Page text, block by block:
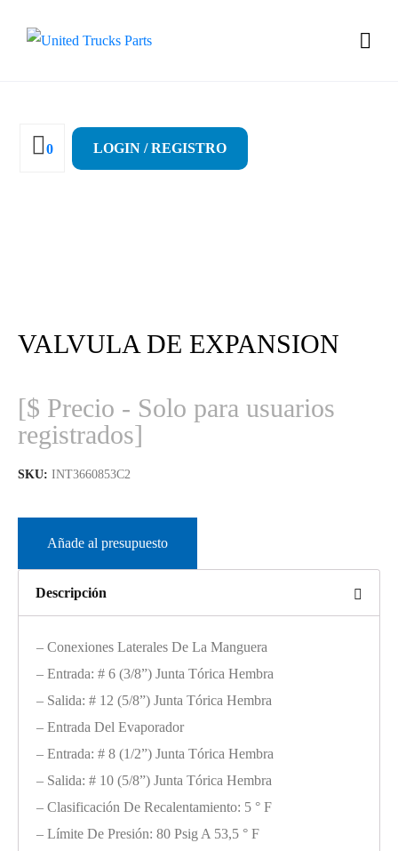
0 LOGIN / REGISTRO
VALVULA DE EXPANSION
[$ Precio - Solo para usuarios
registrados]
SKU: INT3660853C2
Añade al presupuesto
Descripción
– Conexiones Laterales De La Manguera
– Entrada: # 6 (3/8”) Junta Tórica Hembra
– Salida: # 12 (5/8”) Junta Tórica Hembra
– Entrada Del Evaporador
– Entrada: # 8 (1/2”) Junta Tórica Hembra
– Salida: # 10 (5/8”) Junta Tórica Hembra
– Clasificación De Recalentamiento: 5 ° F
– Límite De Presión: 80 Psig A 53,5 ° F